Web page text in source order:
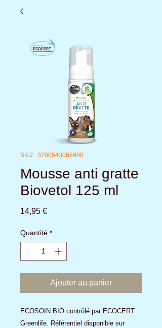
SKU : 3700543085980
Mousse anti gratte
Biovetol 125 ml
14,95 €Prix
Quantité *
Ajouter au panier
ECOSOIN BIO contrôlé par ECOCERT
Greenlife. Référentiel disponible sur